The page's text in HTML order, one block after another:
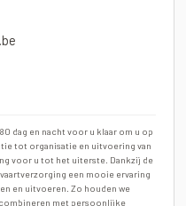
dag en nacht voor u klaar om u op
tot organisatie en uitvoering van
voor u tot het uiterste. Dankzij de
een mooie ervaring
en uitvoeren. Zo houden we
met persoonlijke